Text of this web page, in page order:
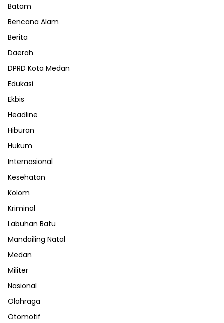
Batam
Bencana Alam
Berita
Daerah
DPRD Kota Medan
Edukasi
Ekbis
Headline
Hiburan
Hukum
Internasional
Kesehatan
Kolom
Kriminal
Labuhan Batu
Mandailing Natal
Medan
Militer
Nasional
Olahraga
Otomotif